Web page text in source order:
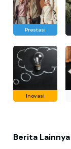
Prestasi
Inovasi
Berita Lainnya